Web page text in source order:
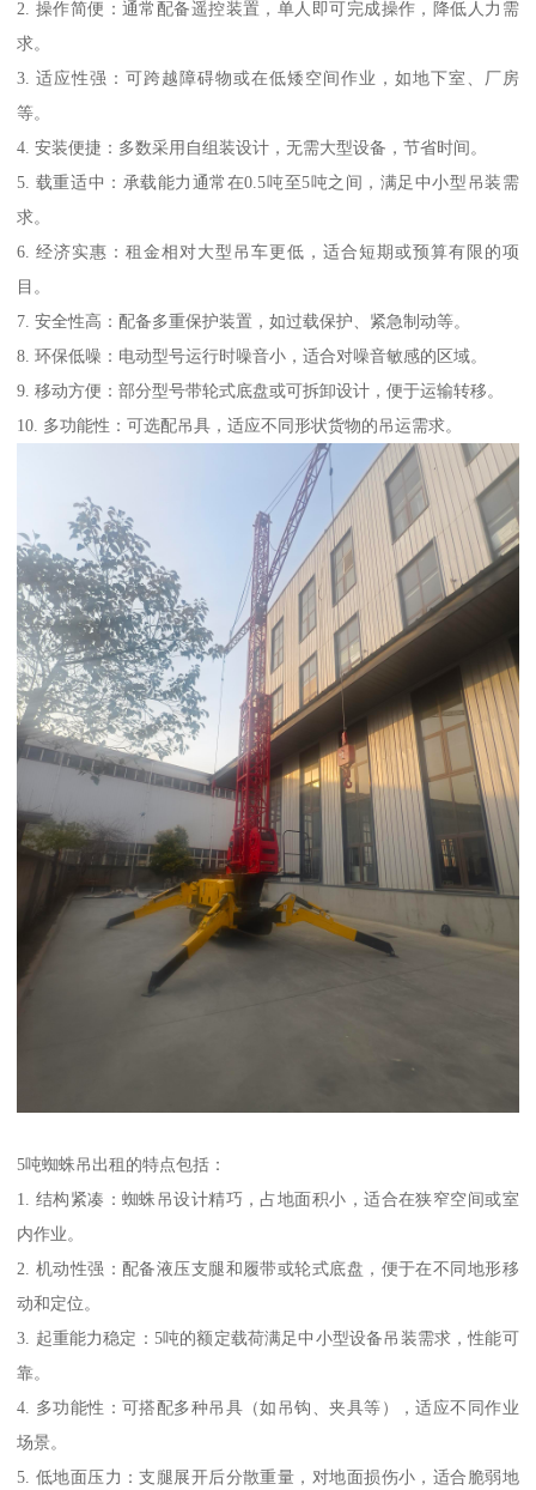
2. 操作简便：通常配备遥控装置，单人即可完成操作，降低人力需
求。
3. 适应性强：可跨越障碍物或在低矮空间作业，如地下室、厂房
等。
4. 安装便捷：多数采用自组装设计，无需大型设备，节省时间。
5. 载重适中：承载能力通常在0.5吨至5吨之间，满足中小型吊装需
求。
6. 经济实惠：租金相对大型吊车更低，适合短期或预算有限的项
目。
7. 安全性高：配备多重保护装置，如过载保护、紧急制动等。
8. 环保低噪：电动型号运行时噪音小，适合对噪音敏感的区域。
9. 移动方便：部分型号带轮式底盘或可拆卸设计，便于运输转移。
10. 多功能性：可选配吊具，适应不同形状货物的吊运需求。
5吨蜘蛛吊出租的特点包括：
1. 结构紧凑：蜘蛛吊设计精巧，占地面积小，适合在狭窄空间或室
内作业。
2. 机动性强：配备液压支腿和履带或轮式底盘，便于在不同地形移
动和定位。
3. 起重能力稳定：5吨的额定载荷满足中小型设备吊装需求，性能可
靠。
4. 多功能性：可搭配多种吊具（如吊钩、夹具等），适应不同作业
场景。
5. 低地面压力：支腿展开后分散重量，对地面损伤小，适合脆弱地